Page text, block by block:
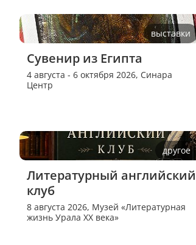
выставки
Сувенир из Египта
4 августа - 6 октября 2026, Синара
Центр
другое
Литературный английский
клуб
8 августа 2026, Музей «Литературная
жизнь Урала XX века»